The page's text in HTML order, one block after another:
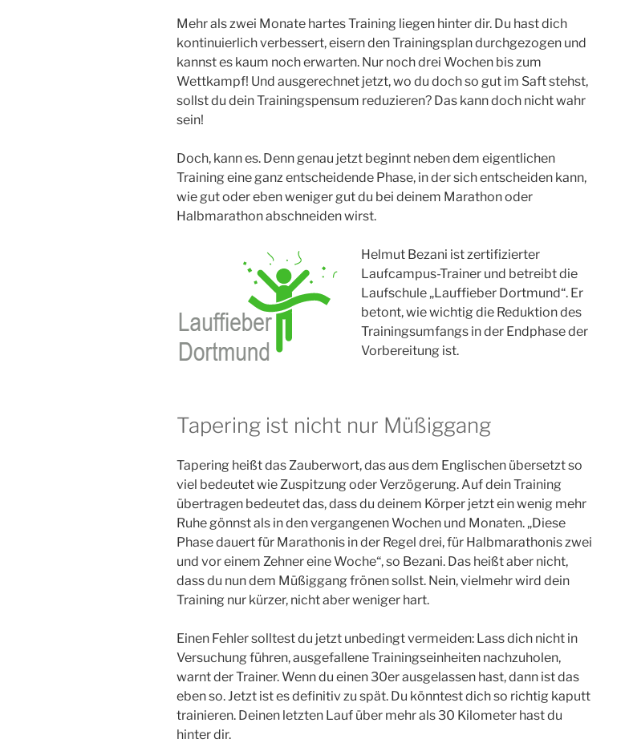
Mehr als zwei Monate hartes Training liegen hinter dir. Du hast dich
kontinuierlich verbessert, eisern den Trainingsplan durchgezogen und
kannst es kaum noch erwarten. Nur noch drei Wochen bis zum
Wettkampf! Und ausgerechnet jetzt, wo du doch so gut im Saft stehst,
sollst du dein Trainingspensum reduzieren? Das kann doch nicht wahr
sein!
Doch, kann es. Denn genau jetzt beginnt neben dem eigentlichen
Training eine ganz entscheidende Phase, in der sich entscheiden kann,
wie gut oder eben weniger gut du bei deinem Marathon oder
Halbmarathon abschneiden wirst.
Helmut Bezani ist zertifizierter
Laufcampus-Trainer und betreibt die
Laufschule „Lauffieber Dortmund“. Er
betont, wie wichtig die Reduktion des
Trainingsumfangs in der Endphase der
Vorbereitung ist.
Tapering ist nicht nur Müßiggang
Tapering heißt das Zauberwort, das aus dem Englischen übersetzt so
viel bedeutet wie Zuspitzung oder Verzögerung. Auf dein Training
übertragen bedeutet das, dass du deinem Körper jetzt ein wenig mehr
Ruhe gönnst als in den vergangenen Wochen und Monaten. „Diese
Phase dauert für Marathonis in der Regel drei, für Halbmarathonis zwei
und vor einem Zehner eine Woche“, so Bezani. Das heißt aber nicht,
dass du nun dem Müßiggang frönen sollst. Nein, vielmehr wird dein
Training nur kürzer, nicht aber weniger hart.
Einen Fehler solltest du jetzt unbedingt vermeiden: Lass dich nicht in
Versuchung führen, ausgefallene Trainingseinheiten nachzuholen,
warnt der Trainer. Wenn du einen 30er ausgelassen hast, dann ist das
eben so. Jetzt ist es definitiv zu spät. Du könntest dich so richtig kaputt
trainieren. Deinen letzten Lauf über mehr als 30 Kilometer hast du
hinter dir.